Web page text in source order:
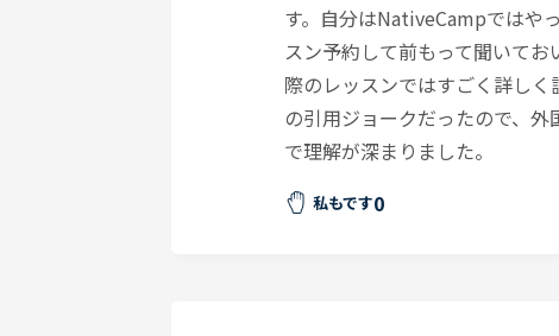
す。自分はNativeCampではや
スン予約して前もって聞いて
際のレッスンではすごく詳し
の引用ジョークだったので、
で理解が深まりました。
私もです0